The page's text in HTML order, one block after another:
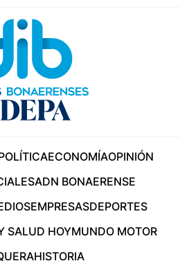
ECONOMÍAOPINIÓN
ADN BONAERENSE
EMPRESASDEPORTES
SALUD HOYMUNDO MOTOR
HISTORIA